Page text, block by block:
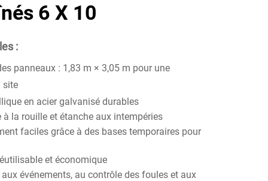
6 X 10
:
panneaux : 1,83 m × 3,05 m pour une
site
en acier galvanisé durables
la rouille et étanche aux intempéries
faciles grâce à des bases temporaires pour
et économique
événements, au contrôle des foules et aux